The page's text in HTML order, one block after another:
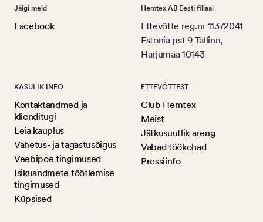
Jälgi meid
Facebook
Hemtex AB Eesti filiaal
Ettevõtte reg.nr 11372041
Estonia pst 9 Tallinn,
Harjumaa 10143
KASULIK INFO
Kontaktandmed ja
klienditugi
Leia kauplus
Vahetus- ja tagastusõigus
Veebipoe tingimused
Isikuandmete töötlemise
tingimused
Küpsised
ETTEVÕTTEST
Club Hemtex
Meist
Jätkusuutlik areng
Vabad töökohad
Pressiinfo